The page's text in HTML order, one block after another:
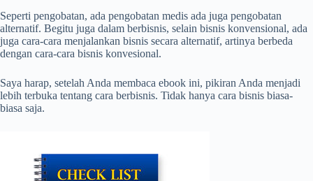
Seperti pengobatan, ada pengobatan medis ada juga pengobatan
alternatif. Begitu juga dalam berbisnis, selain bisnis konvensional, ada
juga cara-cara menjalankan bisnis secara alternatif, artinya berbeda
dengan cara-cara bisnis konvesional.
Saya harap, setelah Anda membaca ebook ini, pikiran Anda menjadi
lebih terbuka tentang cara berbisnis. Tidak hanya cara bisnis biasa-
biasa saja.